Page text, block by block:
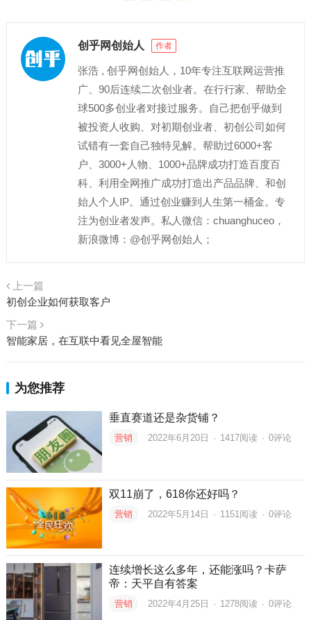
创乎网创始人 作者
张浩 , 创乎网创始人，10年专注互联网运营推
广、90后连续二次创业者。在行行家、帮助全
球500多创业者对接过服务。自己把创乎做到
被投资人收购、对初期创业者、初创公司如何
试错有一套自己独特见解。帮助过6000+客
户、3000+人物、1000+品牌成功打造百度百
科、利用全网推广成功打造出产品品牌、和创
始人个人IP。通过创业赚到人生第一桶金。专
注为创业者发声。私人微信：chuanghuceo，
新浪微博：@创乎网创始人；
上一篇
初创企业如何获取客户
下一篇
智能家居，在互联中看见全屋智能
为您推荐
垂直赛道还是杂货铺？
营销 2022年6月20日 · 1417阅读 · 0评论
双11崩了，618你还好吗？
营销 2022年5月14日 · 1151 阅读 · 0评论
连续增长这么多年，还能涨吗？卡萨
帝：天平自有答案
营销 2022年4月25日 · 1278阅读 · 0评论